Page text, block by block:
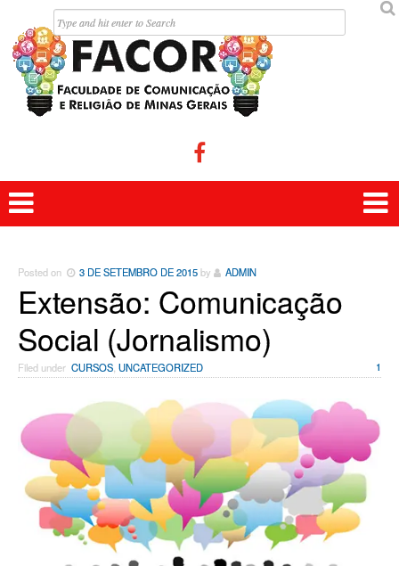


Posted on 3 DE SETEMBRO DE 2015by ADMIN
Extensão: Comunicação
Social (Jornalismo)
Filed under CURSOS UNCATEGORIZED 1